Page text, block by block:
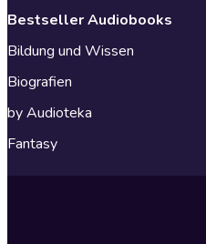
Bestseller Audiobooks
Bildung und Wissen
Biografien
by Audioteka
Fantasy